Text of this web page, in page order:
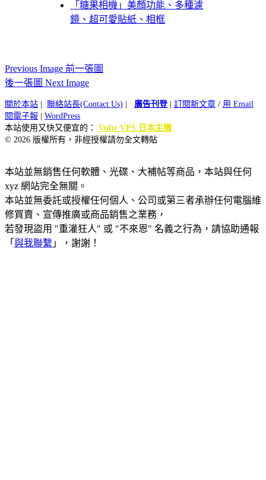
「糖果相機」美顏功能、多種濾
鏡、超可愛貼紙、相框
Previous Image 前一張圖
後一張圖 Next Image
關於本站 聯絡站長(Contact Us) 廣告刊登| 訂閱新文章 / 用 Email
閱電子報
WordPress
本站使用又快又便宜的： Vultr VPS 日本主機
© 2026 版權所有，非經授權請勿全文轉貼
本站並無銷售任何軟體、光碟、大補帖等商品，本站與任何
xyz 網站完全無關。
本站並無委託或授權任何個人、公司或第三者承辦任何電腦維
修買賣、宣傳推廣或商品銷售之業務，
若發現盜用 "重灌狂人" 或 "不來恩" 名義之行為，請協助通報
「 與我聯繫 」，謝謝！